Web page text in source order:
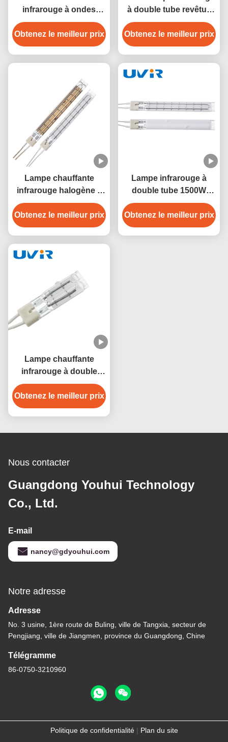
infrarouge à ondes
courtes dorées de
3500W pour
équipement de séchage
Obtenez le meilleur prix
à double tube revêtue
d'or 450W 230V
Obtenez le meilleur prix
Lampe chauffante
infrarouge halogène à
double tube de 1200W,
revêtement or
Obtenez le meilleur prix
Lampe infrarouge à
double tube 1500W
Nichrome 230V
Revêtement blanc
Obtenez le meilleur prix
Lampe chauffante
infrarouge à double
tube 115V 450W avec
verre de quartz
Obtenez le meilleur prix
Nous contacter
Guangdong Youhui Technology
Co., Ltd.
E-mail
nancy@gdyouhui.com
Notre adresse
Adresse
No. 3 usine, 1ère route de Buling, ville de Tangxia, secteur de
Pengjiang, ville de Jiangmen, province du Guangdong, Chine
Télégramme
86-0750-3210960
Politique de confidentialité| Plan du site